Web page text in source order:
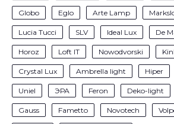
Globo Eglo Arte Lamp
Lucia Tucci SLV Ideal Lux De
Horoz Loft IT Nowodvorski
Crystal Lux Ambrella light Hiper
Uniel ЭРА Feron Deko-light
Gauss Fametto Novotech